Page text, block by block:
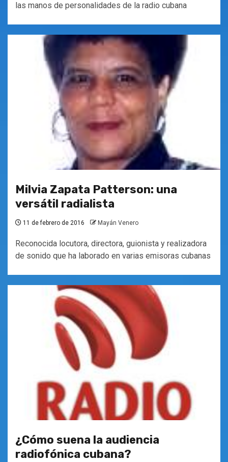
las manos de personalidades de la radio cubana
Milvia Zapata Patterson: una
versátil radialista
11 de febrero de 2016 Mayán Venero
Reconocida locutora, directora, guionista y realizadora
de sonido que ha laborado en varias emisoras cubanas
¿Cómo suena la audiencia
radiofónica cubana?